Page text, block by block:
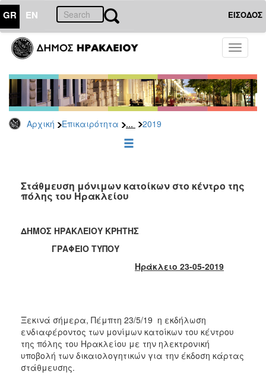
GR EN ΕΙΣΟΔΟΣ
Toggle
Αρχική Επικαιρότητα ... 2019
ΕΠΙΚΑΙΡΟΤΗΤΑ
Τύπου
Αρχείο
2026
2025
2022
2021
2019
2018
2013
2012
2011
Στάθμευση μόνιμων κατοίκων στο κέντρο της
πόλης του Ηρακλείου
ΔΗΜΟΣ ΗΡΑΚΛΕΙΟΥ ΚΡΗΤΗΣ
ΓΡΑΦΕΙΟ ΤΥΠΟΥ
Ηράκλειο 23-05-2019
Ξεκινά σήμερα, Πέμπτη 23/5/19 η εκδήλωση
ενδιαφέροντος των μονίμων κατοίκων του κέντρου
της πόλης του Ηρακλείου με την ηλεκτρονική
υποβολή των δικαιολογητικών για την έκδοση κάρτας
στάθμευσης.